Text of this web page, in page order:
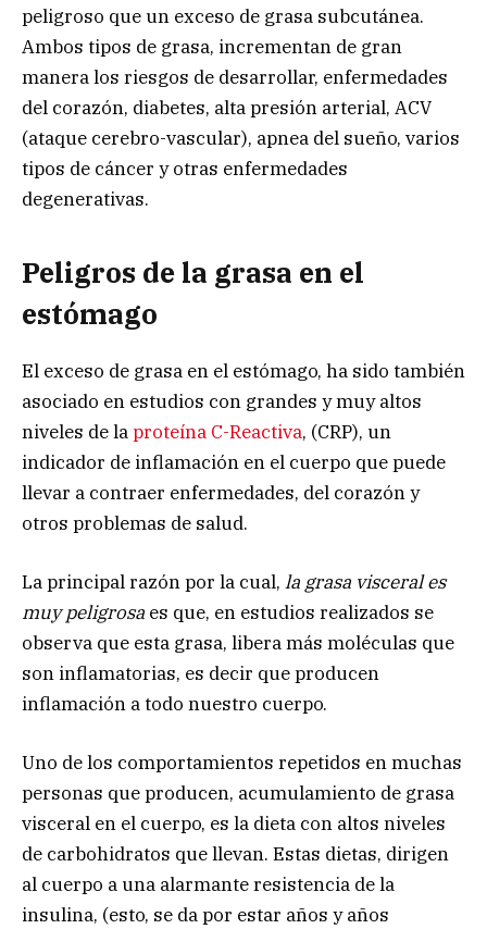
peligroso que un exceso de grasa subcutánea.
Ambos tipos de grasa, incrementan de gran
manera los riesgos de desarrollar, enfermedades
del corazón, diabetes, alta presión arterial, ACV
(ataque cerebro-vascular), apnea del sueño, varios
tipos de cáncer y otras enfermedades
degenerativas.
Peligros de la grasa en el
estómago
El exceso de grasa en el estómago, ha sido también
asociado en estudios con grandes y muy altos
niveles de laproteína C-Reactiva, (CRP), un
indicador de inflamación en el cuerpo que puede
llevar a contraer enfermedades, del corazón y
otros problemas de salud.
La principal razón por la cual, la grasa visceral es
muy peligrosa es que, en estudios realizados se
observa que esta grasa, libera más moléculas que
son inflamatorias, es decir que producen
inflamación a todo nuestro cuerpo.
Uno de los comportamientos repetidos en muchas
personas que producen, acumulamiento de grasa
visceral en el cuerpo, es la dieta con altos niveles
de carbohidratos que llevan. Estas dietas, dirigen
al cuerpo a una alarmante resistencia de la
insulina, (esto, se da por estar años y años